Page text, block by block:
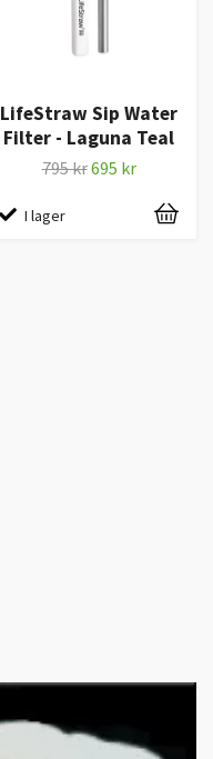
LifeStraw Sip Water
Filter - Laguna Teal
795 kr695 kr
I lager